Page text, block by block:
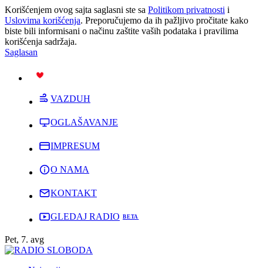
Korišćenjem ovog sajta saglasni ste sa Politikom privatnosti i
Uslovima korišćenja. Preporučujemo da ih pažljivo pročitate kako
biste bili informisani o načinu zaštite vaših podataka i pravilima
korišćenja sadržaja.
Saglasan
VAZDUH
OGLAŠAVANJE
IMPRESUM
O NAMA
KONTAKT
GLEDAJ RADIO
Pet, 7. avg